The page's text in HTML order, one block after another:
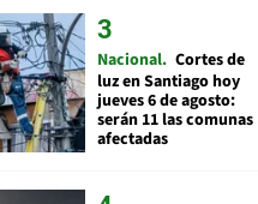
Nacional Cortes de
luz en Santiago hoy
jueves 6 de agosto:
serán 11 las comunas
afectadas